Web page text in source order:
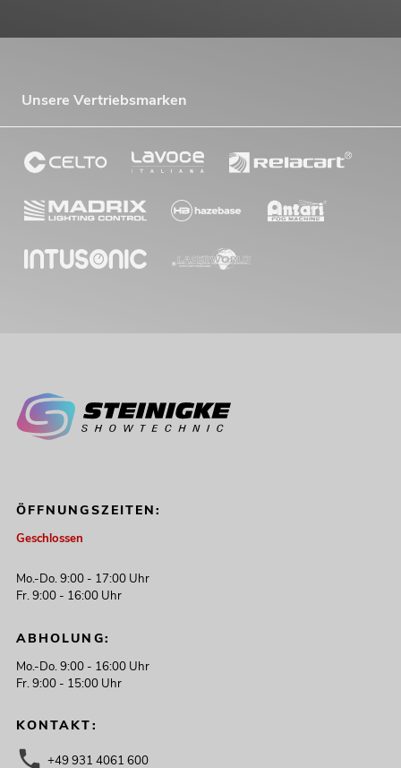
Unsere Vertriebsmarken
ÖFFNUNGSZEITEN:
Geschlossen
Mo.-Do. 9:00 - 17:00 Uhr
Fr. 9:00 - 16:00 Uhr
ABHOLUNG:
Mo.-Do. 9:00 - 16:00 Uhr
Fr. 9:00 - 15:00 Uhr
KONTAKT:
+49 931 4061 600